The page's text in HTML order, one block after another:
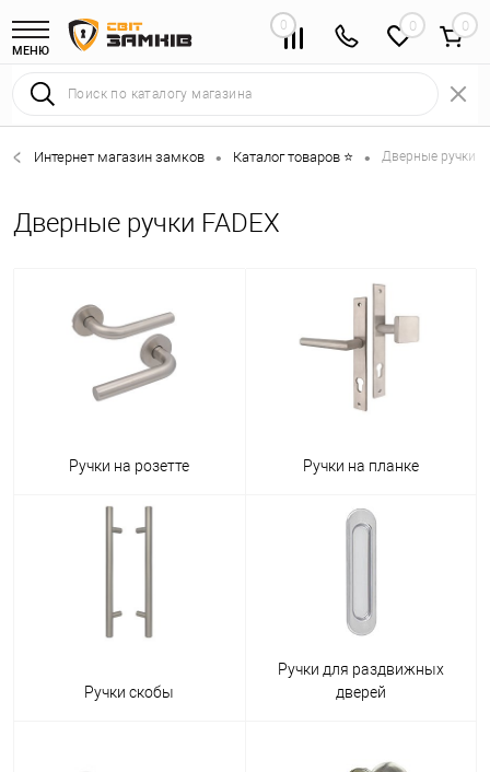
МЕНЮ
0 0
Интернет магазин замков • Каталог товаров ⭐ • Дверные ручки
Дверные ручки FADEX
Ручки на розетте Ручки на планке
Ручки скобы
Ручки для раздвижных
дверей